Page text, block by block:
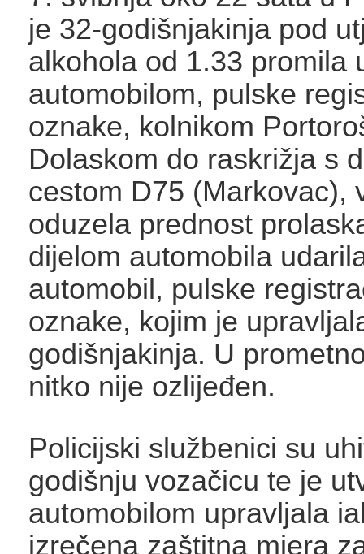
je 32-godišnjakinja pod
alkohola od 1.33 promila
automobilom, pulske
oznake, kolnikom
Dolaskom do raskrižja s
cestom D75 (Markovac),
oduzela prednost
dijelom automobila
automobil, pulske
oznake, kojim je
godišnjakinja. U
nitko nije ozlijeđen.
Policijski službenici su
godišnju vozačicu te je
automobilom upravljala
izrečena zaštitna mjera